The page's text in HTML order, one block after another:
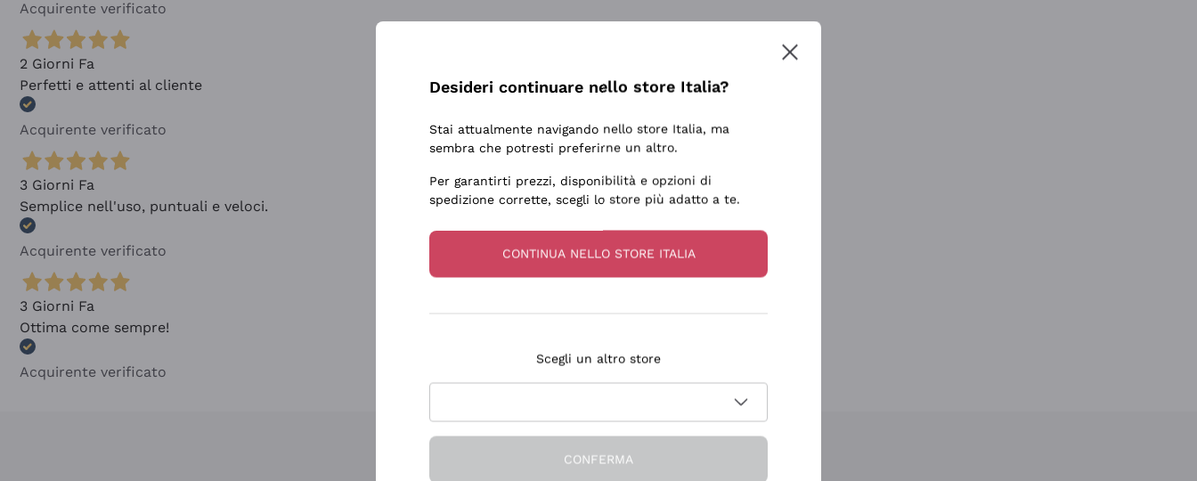
Acquirente verificato
2 Giorni Fa
Perfetti e attenti al cliente
Acquirente verificato
3 Giorni Fa
Semplice nell'uso, puntuali e veloci.
Acquirente verificato
3 Giorni Fa
Ottima come sempre!
Acquirente verificato
Desideri continuare nello store Italia?
Stai attualmente navigando nello store Italia, ma
sembra che potresti preferirne un altro.
Per garantirti prezzi, disponibilità e opzioni di
spedizione corrette, scegli lo store più adatto a te.
CONTINUA NELLO STORE ITALIA
Scegli un altro store
CONFERMA